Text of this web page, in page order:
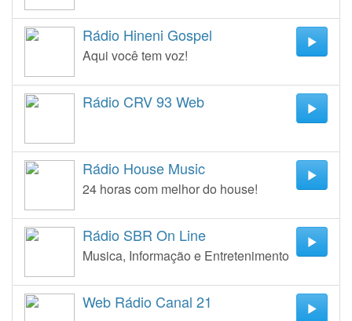
Rádio Hineni Gospel
Aqui você tem voz!
Rádio CRV 93 Web
Rádio House Music
24 horas com melhor do house!
Rádio SBR On Line
Musica, Informação e Entretenimento
Web Rádio Canal 21